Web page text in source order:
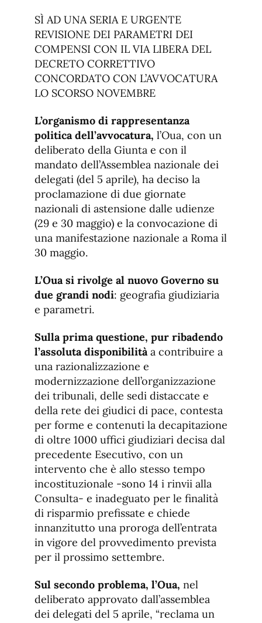
SÌ AD UNA SERIA E URGENTE
REVISIONE DEI PARAMETRI DEI
COMPENSI CON IL VIA LIBERA DEL
DECRETO CORRETTIVO
CONCORDATO CON L’AVVOCATURA
LO SCORSO NOVEMBRE
L’organismo di rappresentanza
politica dell’avvocatura, l’Oua, con un
deliberato della Giunta e con il
mandato dell’Assemblea nazionale dei
delegati (del 5 aprile), ha deciso la
proclamazione di due giornate
nazionali di astensione dalle udienze
(29 e 30 maggio) e la convocazione di
una manifestazione nazionale a Roma il
30 maggio.
L’Oua si rivolge al nuovo Governo su
due grandi nodi: geografia giudiziaria
e parametri.
Sulla prima questione, pur ribadendo
l’assoluta disponibilitàa contribuire a
una razionalizzazione e
modernizzazione dell’organizzazione
dei tribunali, delle sedi distaccate e
della rete dei giudici di pace, contesta
per forme e contenuti la decapitazione
di oltre 1000 uffici giudiziari decisa dal
precedente Esecutivo, con un
intervento che è allo stesso tempo
incostituzionale -sono 14 i rinvii alla
Consulta- e inadeguato per le finalità
di risparmio prefissate e chiede
innanzitutto una proroga dell’entrata
in vigore del provvedimento prevista
per il prossimo settembre.
Sul secondo problema, l’Oua, nel
deliberato approvato dall’assemblea
dei delegati del 5 aprile, “reclama un